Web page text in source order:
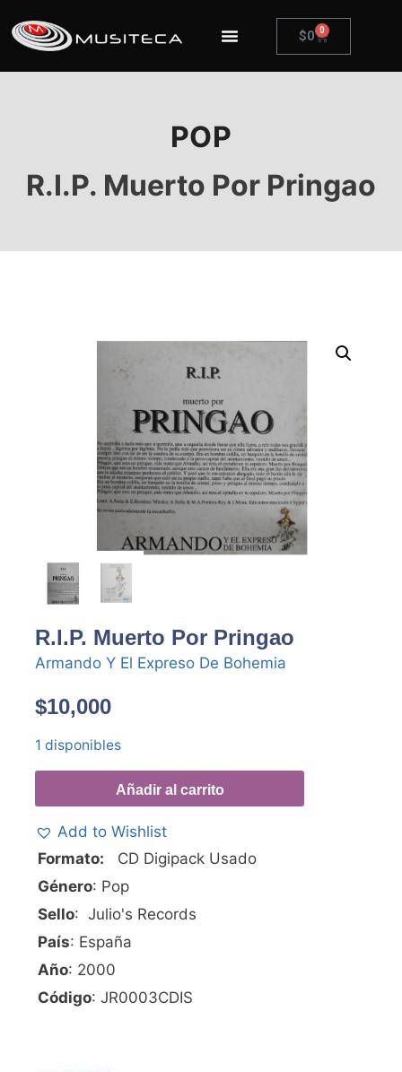
$0 0
POP
R.I.P. Muerto Por Pringao
R.I.P. Muerto Por Pringao
Armando Y El Expreso De Bohemia
$10,000
1 disponibles
Añadir al carrito
Add to Wishlist
Formato: CD Digipack Usado
Género: Pop
Sello: Julio's Records
País: España
Año: 2000
Código: JR0003CDIS